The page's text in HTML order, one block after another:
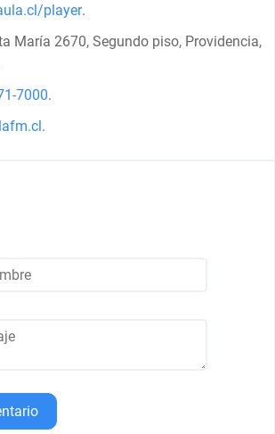
player.
María 2670, Segundo piso, Providencia,
7000.
.